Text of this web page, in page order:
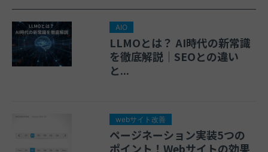
AIO
LLMOとは？ AI時代の新常識
を徹底解説｜SEOとの違い
と...
webサイト改善
ページネーション実装5つの
ポイント！Webサイトの効果